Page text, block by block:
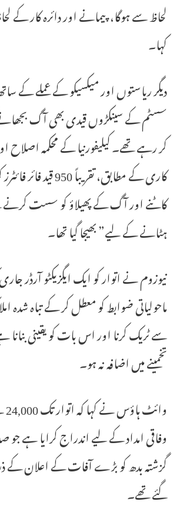
لحاظ سے ہوگا، پیمانے اور دائرہ کار
کہا۔
دیگر ریاستوں اور میکسیکو کے عملے کے
سسٹم کے سینکڑوں قیدی بھی آگ
کر رہے تھے۔ کیلیفورنیا کے محکمہ اصلاح
کاری کے مطابق، تقریباً
کاٹنے اور آگ کے پھیلاؤ کو سست
ہٹانے کے لیے” بھیجا گیا تھا۔
نیوزوم نے اتوار کو ایک ایگزیکٹو آرڈر
ماحولیاتی ضوابط کو معطل کر کے تباہ شدہ
سے ٹریک کرنا اور اس بات کو یقینی بنانا
تخمینے میں اضافہ نہ ہو۔
وفاقی امداد کے لیے اندراج کرایا ہے جو
گزشتہ بدھ کو بڑے آفات کے اعلان کے
گئے تھے۔